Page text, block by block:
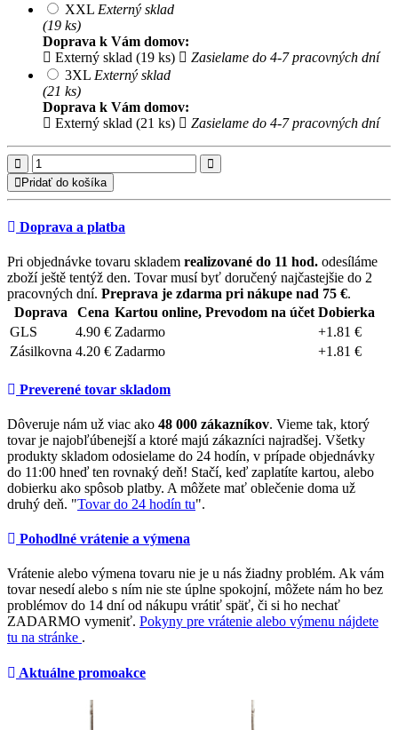
XXL Externý sklad
(19 ks)
Doprava k Vám domov:
Externý sklad (19 ks)
Zasielame do 4-7 pracovných dní
3XL Externý sklad
(21 ks)
Doprava k Vám domov:
Externý sklad (21 ks)
Zasielame do 4-7 pracovných dní
Pridať do košíka
Doprava a platba
Pri objednávke tovaru skladem realizované do 11 hod. odesíláme
zboží ještě tentýž den. Tovar musí byť doručený najčastejšie do 2
pracovných dní. Preprava je zdarma pri nákupe nad 75 €.
Doprava
Cena Kartou online, Prevodom na účet Dobierka
GLS
4.90 € Zadarmo
+1.81 €
Zásilkovna 4.20 € Zadarmo +1.81 €
Preverené tovar skladom
Dôveruje nám už viac ako 48 000 zákazníkov. Vieme tak, ktorý
tovar je najobľúbenejší a ktoré majú zákazníci najradšej. Všetky
produkty skladom odosielame do 24 hodín, v prípade objednávky
do 11:00 hneď ten rovnaký deň! Stačí, keď zaplatíte kartou, alebo
dobierku ako spôsob platby. A môžete mať oblečenie doma už
druhý deň. "Tovar do 24 hodín tu".
Pohodlné vrátenie a výmena
Vrátenie alebo výmena tovaru nie je u nás žiadny problém. Ak vám
tovar nesedí alebo s ním nie ste úplne spokojní, môžete nám ho bez
problémov do 14 dní od nákupu vrátiť späť, či si ho nechať
ZADARMO vymeniť. Pokyny pre vrátenie alebo výmenu nájdete
tu na stránke .
Aktuálne promoakce